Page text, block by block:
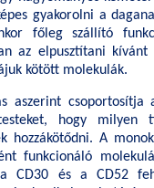
gyakorolni a
főleg szállító
az elpusztítani kívánt
kötött molekulák.
aszerint csoportosítja
hogy milyen
hozzákötődni. A
funkcionáló
CD30 és a CD52